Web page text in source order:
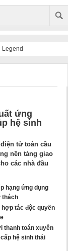
Legend
ứng
hệ sinh
tử toàn cầu
nền tảng giao
các nhà đầu
hạng ứng dụng
thách
hợp tác độc quyền
thanh toán xuyên
hệ sinh thái